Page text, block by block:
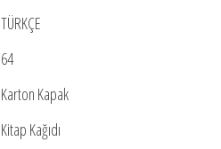
TÜRKÇE
64
Karton Kapak
Kitap Kağıdı